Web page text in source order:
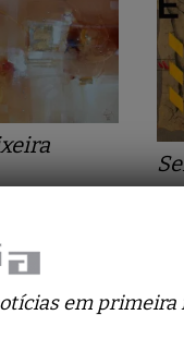
em primeira